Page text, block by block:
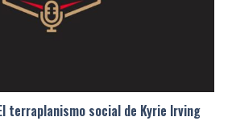
terraplanismo social de Kyrie Irving